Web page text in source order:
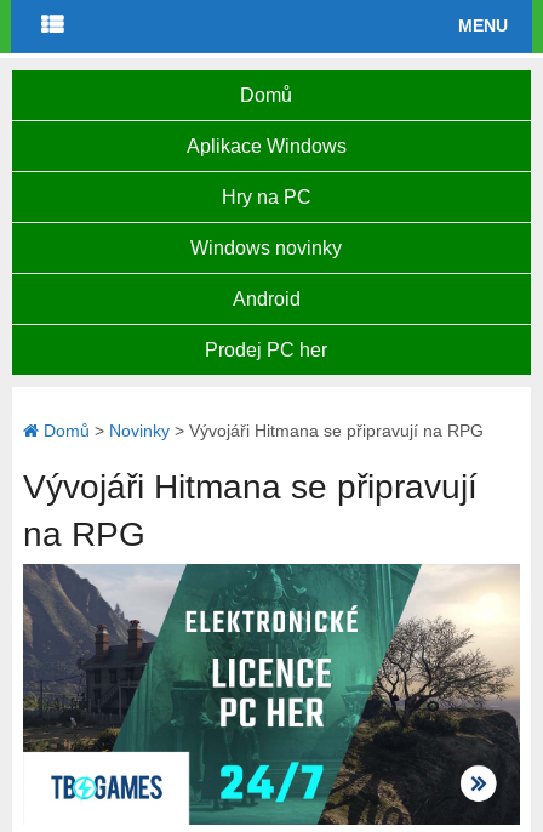
MENU
Domů
Aplikace Windows
Hry na PC
Windows novinky
Android
Prodej PC her
Domů > Novinky> Vývojáři Hitmana se připravují na RPG
Vývojáři Hitmana se připravují
na RPG